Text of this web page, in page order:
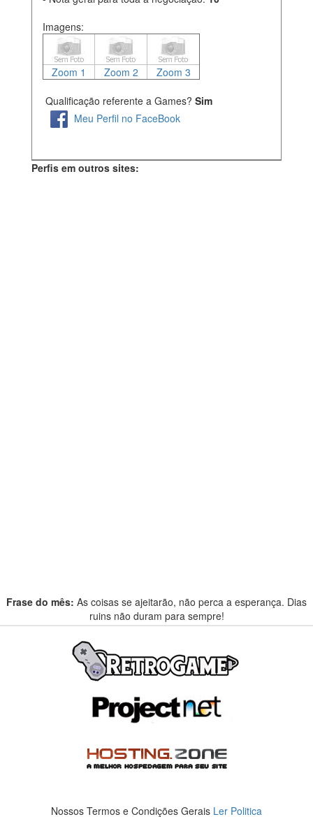
Imagens:
Zoom 1 Zoom 2 Zoom 3
Qualificação referente a Games? Sim
Meu Perfil no FaceBook
Perfis em outros sites:
Frase do mês: As coisas se ajeitarão, não perca a esperança. Dias
ruins não duram para sempre!
Nossos Termos e Condições Gerais Ler Politica